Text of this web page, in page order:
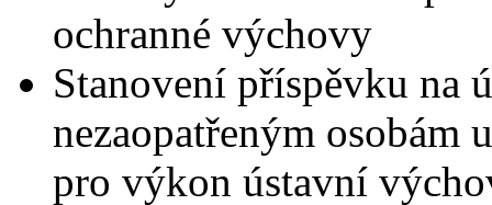
ochranné výchovy
Stanovení příspěvku na
nezaopatřeným osobám
pro výkon ústavní